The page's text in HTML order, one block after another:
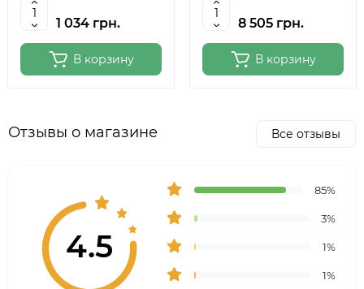
Studio
1 034 грн.
В корзину
6059
8 505 грн.
В корзину
Отзывы о магазине Все отзывы
4.5
85%
3%
1%
1%